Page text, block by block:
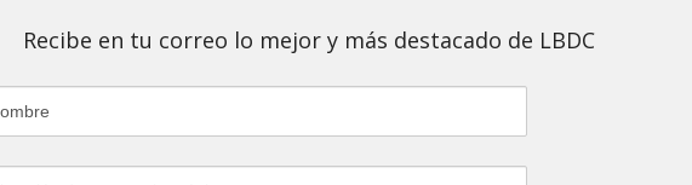
Recibe en tu correo lo mejor y más destacado de LBDC